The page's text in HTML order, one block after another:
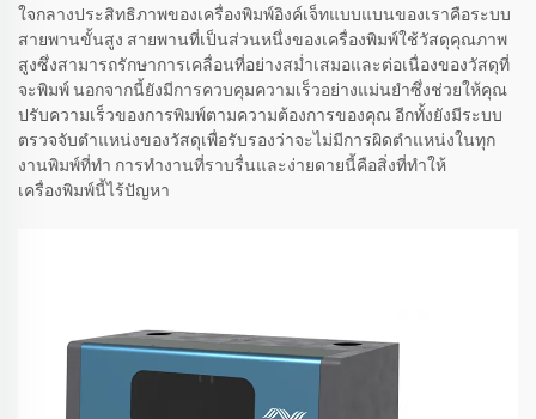
ใจกลางประสิทธิภาพของเครื่องพิมพ์อิงค์เจ็ทแบบแบนของเราคือระบบ
สายพานขั้นสูง สายพานที่เป็นส่วนหนึ่งของเครื่องพิมพ์ใช้วัสดุคุณภาพ
สูงซึ่งสามารถรักษาการเคลื่อนที่อย่างสม่ำเสมอและต่อเนื่องของวัสดุที่
จะพิมพ์ นอกจากนี้ยังมีการควบคุมความเร็วอย่างแม่นยำซึ่งช่วยให้คุณ
ปรับความเร็วของการพิมพ์ตามความต้องการของคุณ อีกทั้งยังมีระบบ
ตรวจจับตำแหน่งของวัสดุเพื่อรับรองว่าจะไม่มีการผิดตำแหน่งในทุก
งานพิมพ์ที่ทำ การทำงานที่ราบรื่นและง่ายดายนี้คือสิ่งที่ทำให้
เครื่องพิมพ์นี้ไร้ปัญหา